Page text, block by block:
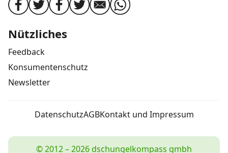
Nützliches
Feedback
Konsumentenschutz
Newsletter
DatenschutzAGBKontakt und Impressum
© 2012 – 2026 dschungelkompass gmbh